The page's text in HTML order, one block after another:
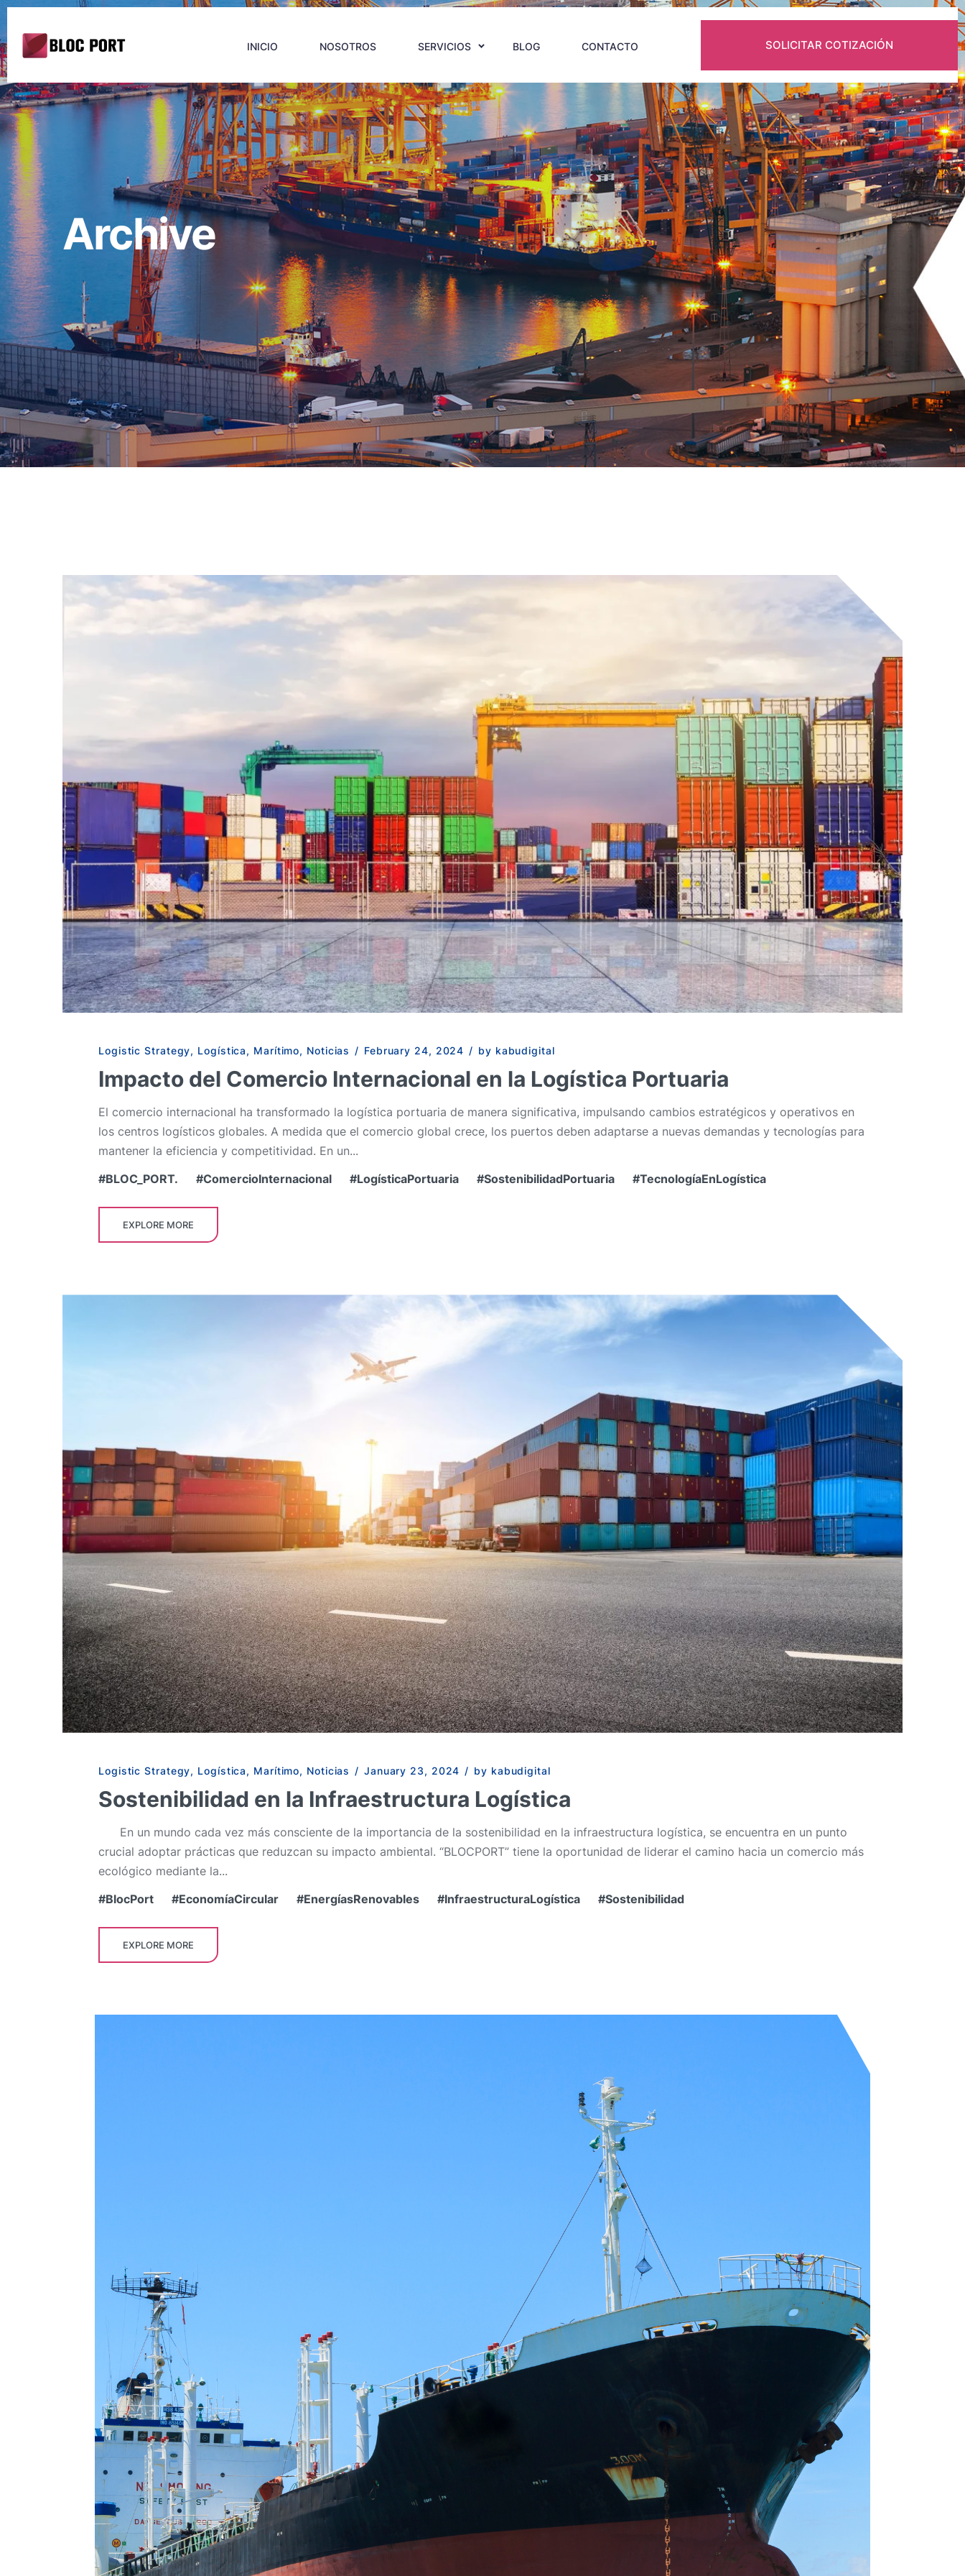
INICIO NOSOTROS SERVICIOS BLOG CONTACTO SOLICITAR COTIZACIÓN
Archive
Logistic Strategy, Logística, Marítimo, Noticias / February 24, 2024 / by kabudigital
Impacto del Comercio Internacional en la Logística Portuaria
El comercio internacional ha transformado la logística portuaria de manera significativa, impulsando cambios estratégicos y operativos en
los centros logísticos globales. A medida que el comercio global crece, los puertos deben adaptarse a nuevas demandas y tecnologías para
mantener la eficiencia y competitividad. En un...
BLOC_PORT.
ComercioInternacional LogísticaPortuaria SostenibilidadPortuaria TecnologíaEnLogística
EXPLORE MORE
Logistic Strategy, Logística, Marítimo, Noticias / January 23, 2024 / by kabudigital
Sostenibilidad en la Infraestructura Logística
En un mundo cada vez más consciente de la importancia de la sostenibilidad en la infraestructura logística, se encuentra en un punto
crucial adoptar prácticas que reduzcan su impacto ambiental. “BLOCPORT” tiene la oportunidad de liderar el camino hacia un comercio más
ecológico mediante la...
BlocPort
EconomíaCircular EnergíasRenovables InfraestructuraLogística Sostenibilidad
EXPLORE MORE